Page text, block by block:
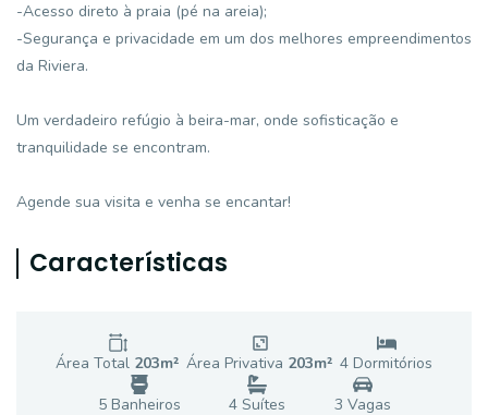
-Acesso direto à praia (pé na areia);
-Segurança e privacidade em um dos melhores empreendimentos
da Riviera.
Um verdadeiro refúgio à beira-mar, onde sofisticação e
tranquilidade se encontram.
Agende sua visita e venha se encantar!
Características
Área Total 203m² Área Privativa 203m² 4 Dormitórios
5Banheiros 4 Suítes 3 Vagas